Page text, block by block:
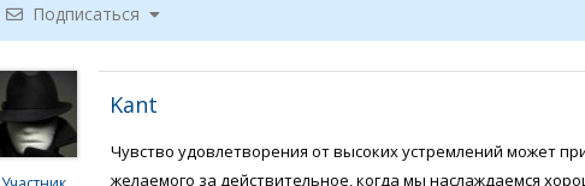
Подписаться
Kant
Чувство удовлетворения от высоких устремлений может
желаемого за действительное, когда мы наслаждаемся